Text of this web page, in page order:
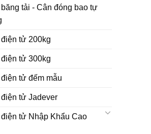
tải - Cân đóng bao tự
tử 200kg
tử 300kg
tử đếm mẫu
tử Jadever
tử Nhập Khẩu Cao